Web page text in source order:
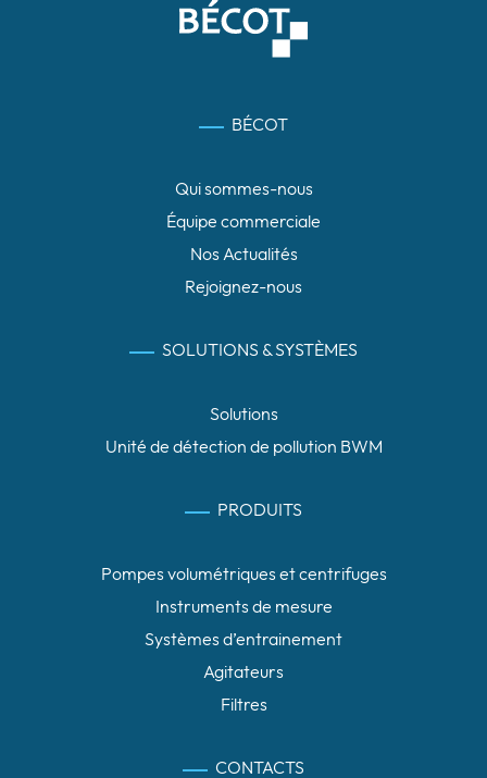
BÉCOT
Qui sommes-nous
Équipe commerciale
Nos Actualités
Rejoignez-nous
SOLUTIONS & SYSTÈMES
Solutions
Unité de détection de pollution BWM
PRODUITS
Pompes volumétriques et centrifuges
Instruments de mesure
Systèmes d’entrainement
Agitateurs
Filtres
CONTACTS